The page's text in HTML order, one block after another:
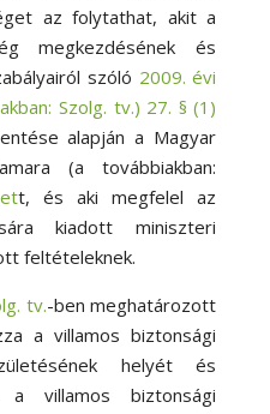
az folytathat, akit a
megkezdésének és
szóló 2009. évi
Szolg. tv.) 27. § (1)
alapján a Magyar
(a továbbiakban:
t, és aki megfelel az
kiadott miniszteri
feltételeknek.
tv.-ben meghatározott
a villamos biztonsági
helyét és
a villamos biztonsági